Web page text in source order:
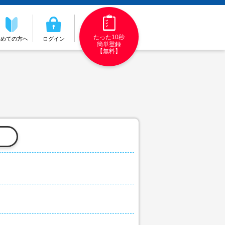
ての方へ ログイン
たった10秒
簡単登録
【無料】